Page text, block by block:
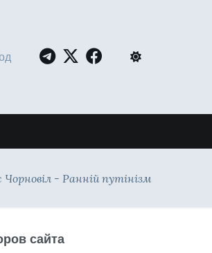
Чорновіл - Ранній путінізм
сайта